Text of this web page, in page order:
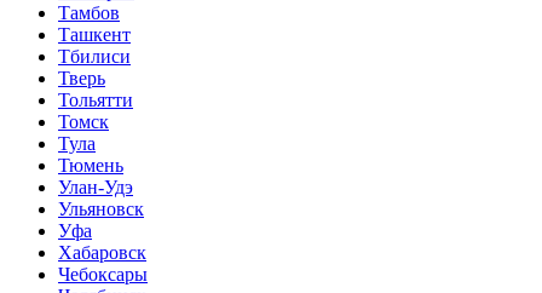
Тамбов
Ташкент
Тбилиси
Тверь
Тольятти
Томск
Тула
Тюмень
Улан-Удэ
Ульяновск
Уфа
Хабаровск
Чебоксары